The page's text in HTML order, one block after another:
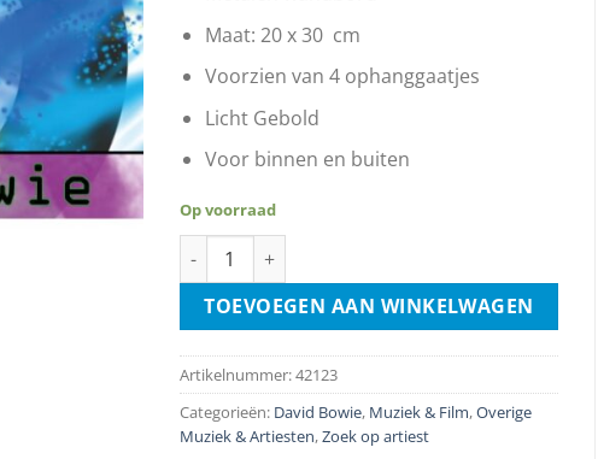
Maat: 20 x 30 cm
Voorzien van 4 ophanggaatjes
Licht Gebold
Voor binnen en buiten
Op voorraad
David Bowie - Ziggy Stardust aantal
TOEVOEGEN AAN WINKELWAGEN
Artikelnummer:42123
Categorieën: David Bowie, Muziek & Film,Overige
Muziek & Artiesten,Zoek op artiest